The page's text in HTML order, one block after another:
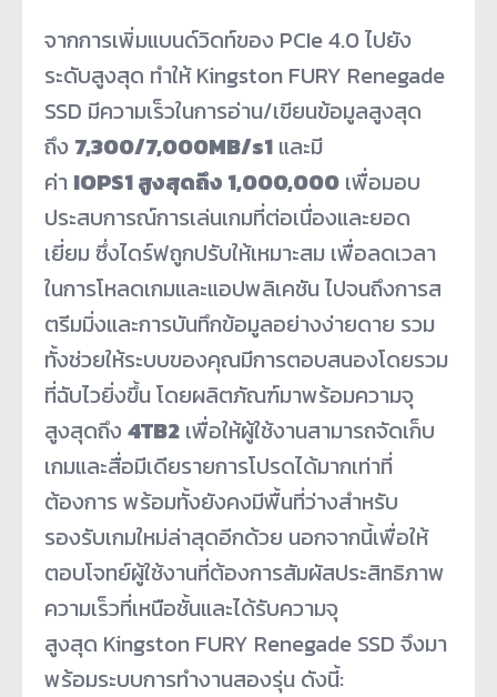
จากการเพิ่มแบนด์วิดท์ของ PCIe 4.0 ไปยัง
ระดับสูงสุด ทำให้ Kingston FURY Renegade
SSD มีความเร็วในการอ่าน/เขียนข้อมูลสูงสุด
ถึง 7,300/7,000MB/s1 และมี
ค่า IOPS1สูงสุดถึง 1,000,000 เพื่อมอบ
ประสบการณ์การเล่นเกมที่ต่อเนื่องและยอด
เยี่ยม ซึ่งไดร์ฟถูกปรับให้เหมาะสม เพื่อลดเวลา
ในการโหลดเกมและแอปพลิเคชัน ไปจนถึงการส
ตรีมมิ่งและการบันทึกข้อมูลอย่างง่ายดาย รวม
ทั้งช่วยให้ระบบของคุณมีการตอบสนองโดยรวม
ที่ฉับไวยิ่งขึ้น โดยผลิตภัณฑ์มาพร้อมความจุ
สูงสุดถึง 4TB2 เพื่อให้ผู้ใช้งานสามารถจัดเก็บ
เกมและสื่อมีเดียรายการโปรดได้มากเท่าที่
ต้องการ พร้อมทั้งยังคงมีพื้นที่ว่างสำหรับ
รองรับเกมใหม่ล่าสุดอีกด้วย นอกจากนี้เพื่อให้
ตอบโจทย์ผู้ใช้งานที่ต้องการสัมผัสประสิทธิภาพ
ความเร็วที่เหนือชั้นและได้รับความจุ
สูงสุด Kingston FURY Renegade SSD จึงมา
พร้อมระบบการทำงานสองรุ่น ดังนี้: